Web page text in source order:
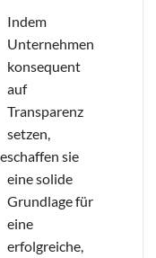
Indem
Unternehmen
konsequent
auf
Transparenz
setzen,
schaffen sie
eine solide
Grundlage für
eine
erfolgreiche,